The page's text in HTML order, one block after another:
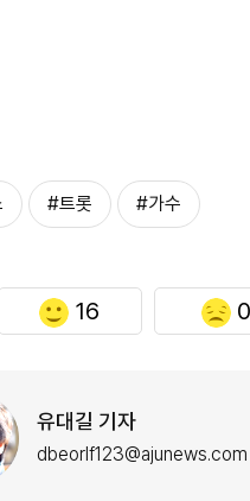
#트롯 #가수
16 0
유대길 기자
dbeorlf123@ajunews.com